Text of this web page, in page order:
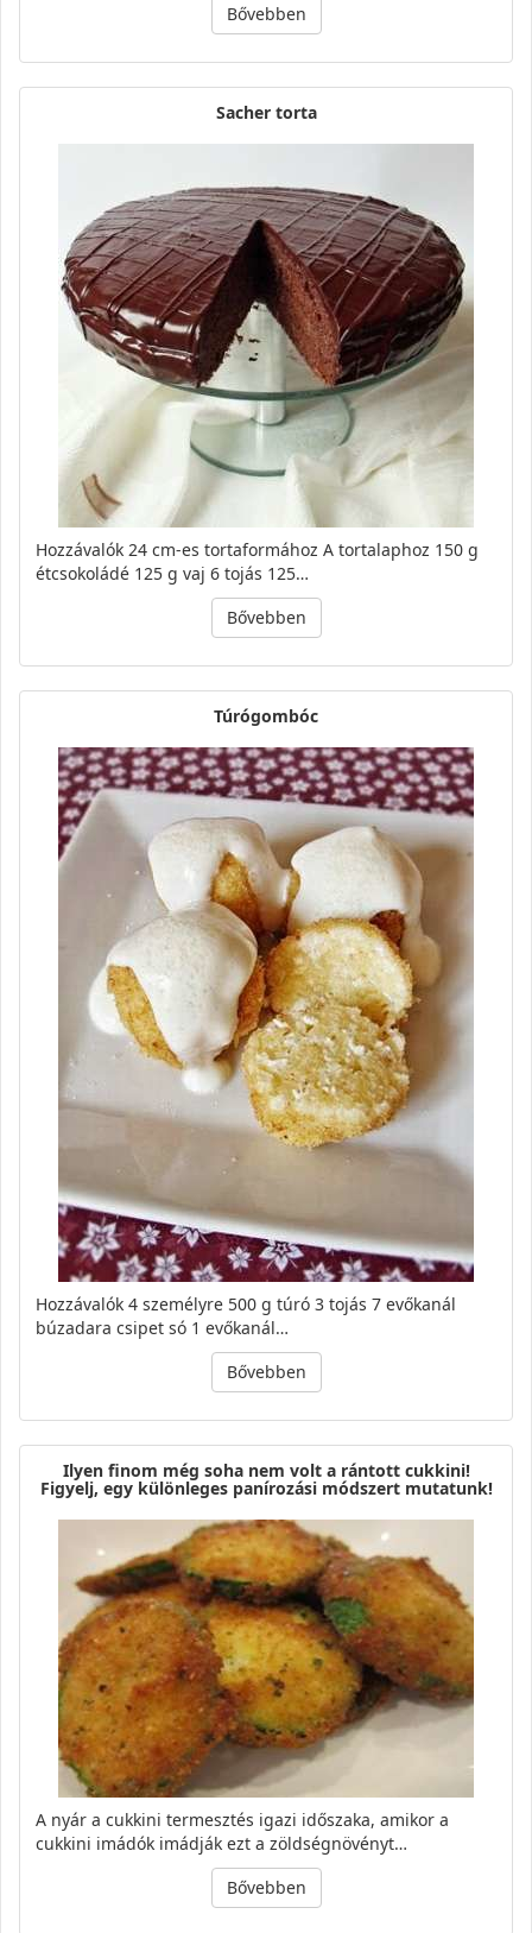
Bővebben
Sacher torta
Hozzávalók 24 cm-es tortaformához A tortalaphoz 150 g
étcsokoládé 125 g vaj 6 tojás 125…
Bővebben
Túrógombóc
Hozzávalók 4 személyre 500 g túró 3 tojás 7 evőkanál
búzadara csipet só 1 evőkanál…
Bővebben
Ilyen finom még soha nem volt a rántott cukkini!
Figyelj, egy különleges panírozási módszert mutatunk!
A nyár a cukkini termesztés igazi időszaka, amikor a
cukkini imádók imádják ezt a zöldségnövényt…
Bővebben